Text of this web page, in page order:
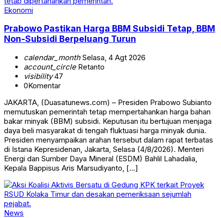
Ekonomi
Prabowo Pastikan Harga BBM Subsidi Tetap, BBM
Non-Subsidi Berpeluang Turun
calendar_monthSelasa, 4 Agt 2026
account_circleRetanto
visibility47
0Komentar
JAKARTA, (Duasatunews.com) – Presiden Prabowo Subianto
memutuskan pemerintah tetap mempertahankan harga bahan
bakar minyak (BBM) subsidi. Keputusan itu bertujuan menjaga
daya beli masyarakat di tengah fluktuasi harga minyak dunia.
Presiden menyampaikan arahan tersebut dalam rapat terbatas
di Istana Kepresidenan, Jakarta, Selasa (4/8/2026). Menteri
Energi dan Sumber Daya Mineral (ESDM) Bahlil Lahadalia,
Kepala Bappisus Aris Marsudiyanto, […]
News